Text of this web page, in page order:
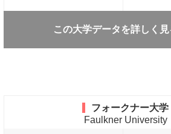
この大学データを詳しく
フォークナー大学
Faulkner University